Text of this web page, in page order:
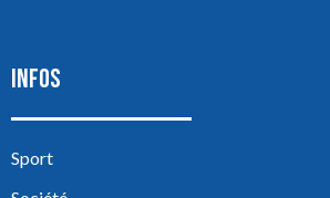
INFOS
Sport